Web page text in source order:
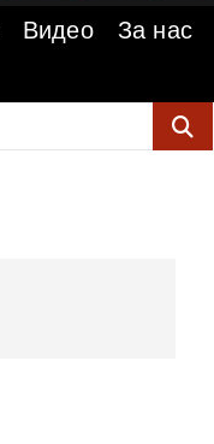
Видео
За нас